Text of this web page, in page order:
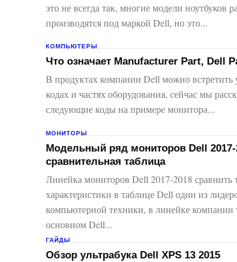
это не всегда так, многие модели ноутбуков
производятся под маркой Dell, но это...
КОМПЬЮТЕРЫ
Что означает Manufacturer Part, Dell
В продуктах компании Dell можно встретить
кодах и частях оборудования, сейчас мы
следующие коды на примере монитора...
МОНИТОРЫ
Модельный ряд мониторов Dell 2017-
сравнительная таблица
Линейка мониторов Dell 2017-2018 сравнить
характеристики в таблице Dell один из лидеров в производстве
компьютерной техники, в линейке компании
основном Dell...
ГАЙДЫ
Обзор ультрабука Dell XPS 13 2015